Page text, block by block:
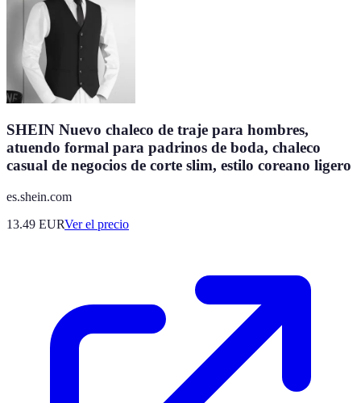
SHEIN Nuevo chaleco de traje para hombres,
atuendo formal para padrinos de boda, chaleco
casual de negocios de corte slim, estilo coreano ligero
es.shein.com
13.49 EURVer el precio